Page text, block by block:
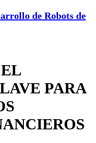
de Robots de
PARA